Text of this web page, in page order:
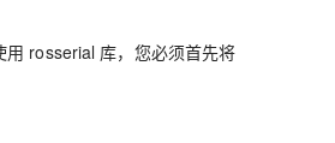
用 rosserial 库，您必须首先将